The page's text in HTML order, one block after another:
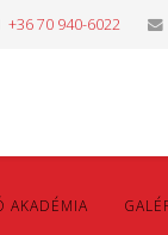
+36 70 940-6022
AKADÉMIA